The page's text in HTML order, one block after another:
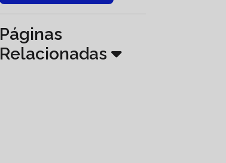
Páginas
Relacionadas